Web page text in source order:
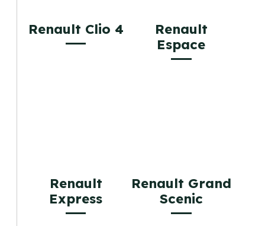
Renault Clio 4
Renault
Espace
Renault
Express
Renault Grand
Scenic